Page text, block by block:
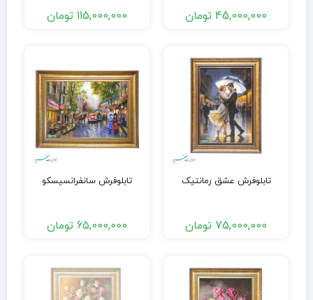
45,000,000 تومان 115,000,000 تومان
تابلوفرش عشق رمانتیک
75,000,000 تومان
تابلوفرش سانفرانسیسکو
65,000,000 تومان